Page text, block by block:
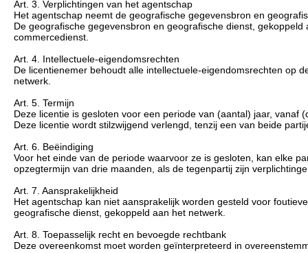
Art. 3. Verplichtingen van het agentschap
Het agentschap neemt de geografische gegevensbron en
De geografische gegevensbron en geografische dienst,
commercedienst.
Art. 4. Intellectuele-eigendomsrechten
De licentienemer behoudt alle intellectuele-eigendomsrechten op
netwerk.
Art. 5. Termijn
Deze licentie is gesloten voor een periode van (aantal) jaar, vanaf
Deze licentie wordt stilzwijgend verlengd, tenzij een van beide
Art. 6. Beëindiging
Voor het einde van de periode waarvoor ze is gesloten, kan elke
opzegtermijn van drie maanden, als de tegenpartij zijn
Art. 7. Aansprakelijkheid
Het agentschap kan niet aansprakelijk worden gesteld voor
geografische dienst, gekoppeld aan het netwerk.
Art. 8. Toepasselijk recht en bevoegde rechtbank
Deze overeenkomst moet worden geïnterpreteerd in